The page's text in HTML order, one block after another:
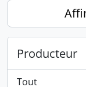
Producteur
Tout